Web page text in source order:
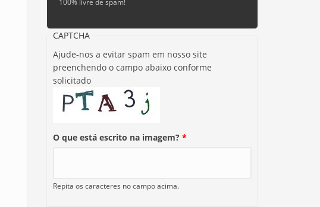
CAPTCHA
Ajude-nos a evitar spam em nosso site
preenchendo o campo abaixo conforme
solicitado
O que está escrito na imagem? *
Repita os caracteres no campo acima.